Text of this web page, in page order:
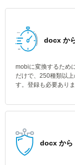
docx か
mobiに変換するため
だけで、250種類以
す。登録も必要ありま
docx から